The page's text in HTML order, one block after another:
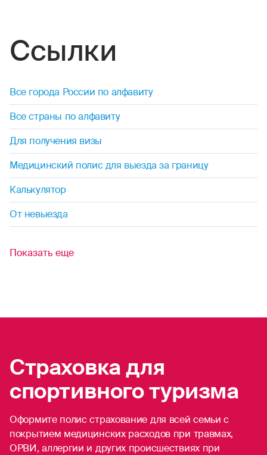
Ссылки
Все города России по алфавиту
Все страны по алфавиту
Для получения визы
Медицинский полис для выезда за границу
Калькулятор
От невыезда
Показать еще
Страховка для
спортивного туризма
Оформите полис страхование для всей семьи с
покрытием медицинских расходов при травмах,
ОРВИ, аллергии и других происшествиях при